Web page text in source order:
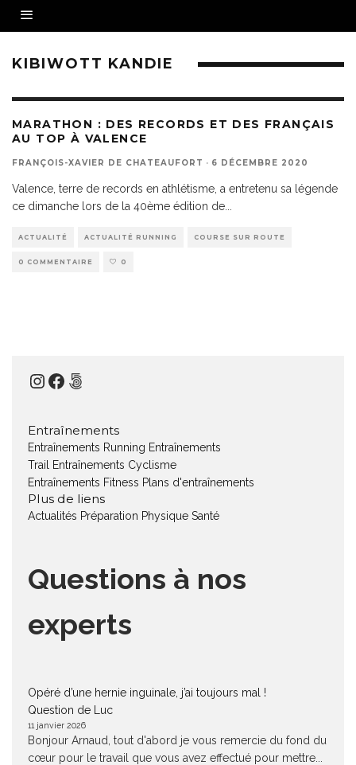
KIBIWOTT KANDIE
MARATHON : DES RECORDS ET DES FRANÇAIS
AU TOP À VALENCE
FRANÇOIS-XAVIER DE CHATEAUFORT · 6 DÉCEMBRE 2020
Valence, terre de records en athlétisme, a entretenu sa légende
ce dimanche lors de la 40ème édition de
ACTUALITÉ ACTUALITÉ RUNNING COURSE SUR ROUTE
0 COMMENTAIRE 0
Instagram
Facebook
500px
Entraînements
Entraînements Running Entraînements
Trail
Entraînements Cyclisme
Entraînements Fitness Plans d'entraînements
Plus de liens
Actualités Préparation Physique Santé
Questions à nos
experts
Opéré d’une hernie inguinale, j’ai toujours mal !
Question de Luc
11 janvier 2026
Bonjour Arnaud, tout d'abord je vous remercie du fond du
cœur pour le travail que vous avez effectué pour mettre...